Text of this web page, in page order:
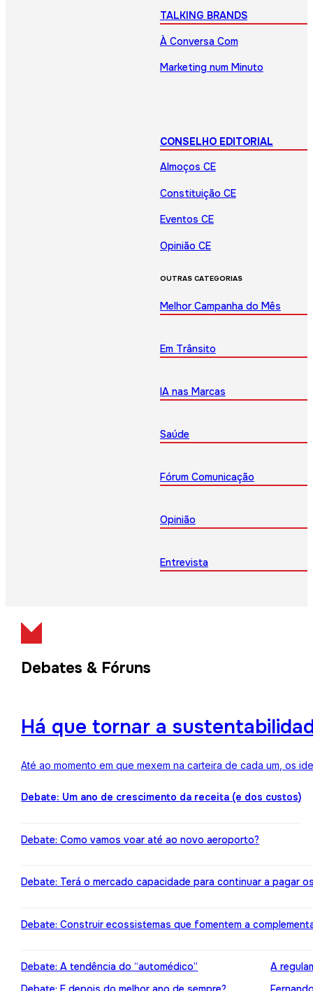
TALKING BRANDS
À Conversa Com
Marketing num Minuto
CONSELHO EDITORIAL
Almoços CE
Constituição CE
Eventos CE
Opinião CE
OUTRAS CATEGORIAS
Melhor Campanha do Mês
Em Trânsito
IA nas Marcas
Saúde
Fórum Comunicação
Opinião
Entrevista
Debates & Fóruns
Há que tornar a
Até ao momento em que mexem na carteira de cada um, os
Debate: Um ano de crescimento da receita (e dos custos)
Debate: Como vamos voar até ao novo aeroporto?
Debate: Terá o mercado capacidade para continuar a pagar
Debate: Construir ecossistemas que fomentem a
Debate: A tendência do “automédico”
A